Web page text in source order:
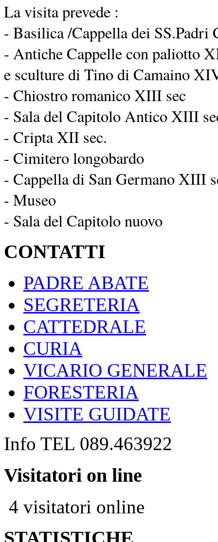
La visita prevede :
- Basilica /Cappella dei
- Antiche Cappelle con paliotto
e sculture di Tino di Camaino
- Chiostro romanico XIII sec
- Sala del Capitolo Antico XIII
- Cripta XII sec.
- Cimitero longobardo
- Cappella di San Germano XIII
- Museo
- Sala del Capitolo nuovo
CONTATTI
PADRE ABATE
SEGRETERIA
CATTEDRALE
CURIA
VICARIO GENERALE
FORESTERIA
VISITE GUIDATE
Info TEL 089.463922
Visitatori on line
4 visitatori online